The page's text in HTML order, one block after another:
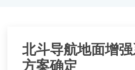
北斗导航地面增
方案确定